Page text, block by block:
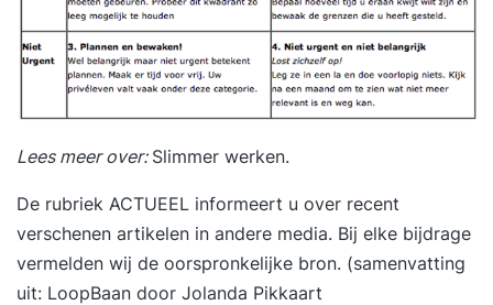
vergelijkbare kennis is vereist. Werkervaring met
een Linux gebaseerde infrastructuur is een pré.
Onderwerpen : - Netwerktheorie: de TCP/IP
stack, protocollen en opbouw - Linux
het netwerk en netwerkservices - Packet capture
met `tcpdump` en analyse met Wireshark -
Lees meer over: Slimmer werken.
De rubriek ACTUEEL informeert u over recent
verschenen artikelen in andere media. Bij elke bijdrage
vermelden wij de oorspronkelijke bron. (samenvatting
uit: LoopBaan door Jolanda Pikkaart